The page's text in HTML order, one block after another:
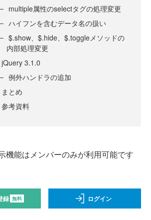
multiple属性のselectタグの処理変更
ハイフンを含むデータ名の扱い
$.show、$.hide、$.toggleメソッドの
内部処理変更
jQuery 3.1.0
例外ハンドラの追加
まとめ
参考資料
機能はメンバーのみが利用可能です
録 無料 ログイン